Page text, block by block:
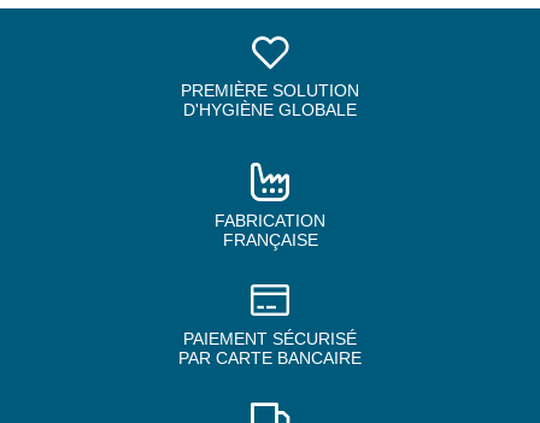
PREMIÈRE SOLUTION
D'HYGIÈNE GLOBALE
FABRICATION
FRANÇAISE
PAIEMENT SÉCURISÉ
PAR CARTE BANCAIRE